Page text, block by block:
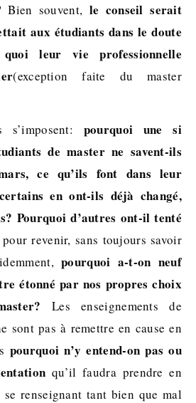
Bien souvent, le conseil serait
aux étudiants dans le doute
leur vie professionnelle
(exception faite du master
s’imposent: pourquoi une si
de master ne savent-ils
ce qu’ils font dans leur
en ont-ils déjà changé,
Pourquoi d’autres ont-il tenté
revenir, sans toujours savoir
pourquoi a-t-on neuf
étonné par nos propres choix
Les enseignements de
sont pas à remettre en cause en
pourquoi n’y entend-on pas ou
qu’il faudra prendre en
se renseignant tant bien que mal